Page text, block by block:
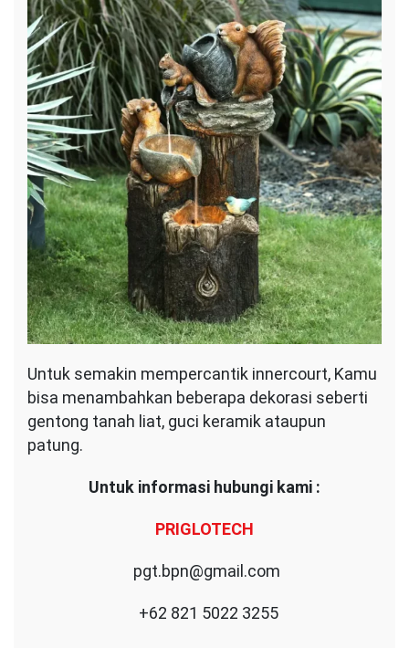
Untuk semakin mempercantik innercourt, Kamu
bisa menambahkan beberapa dekorasi seberti
gentong tanah liat, guci keramik ataupun
patung.
Untuk informasi hubungi kami :
PRIGLOTECH
pgt.bpn@gmail.com
+62 821 5022 3255